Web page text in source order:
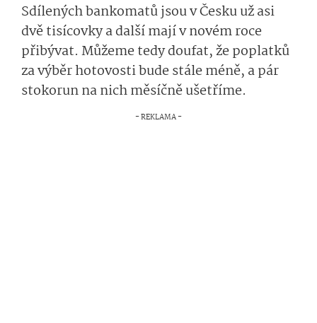
Sdílených bankomatů jsou v Česku už asi
dvě tisícovky a další mají v novém roce
přibývat. Můžeme tedy doufat, že poplatků
za výběr hotovosti bude stále méně, a pár
stokorun na nich měsíčně ušetříme.